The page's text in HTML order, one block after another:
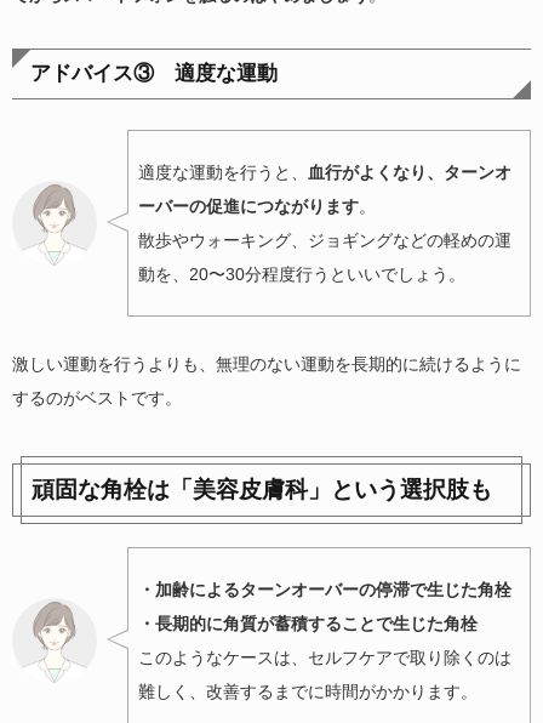
アドバイス③ 適度な運動
適度な運動を行うと、
血行がよくなり、ターンオ
ーバーの促進につながります。
散歩やウォーキング、ジョギングなどの軽めの運
動を、20〜30分程度行うといいでしょう。
激しい運動を行うよりも、無理のない運動を長期的に続けるように
するのがベストです。
頑固な角栓は「美容皮膚科」という選択肢も
・加齢によるターンオーバーの停滞で生じた角栓
・長期的に角質が蓄積することで生じた角栓
このようなケースは、セルフケアで取り除くのは
難しく、改善するまでに時間がかかります。